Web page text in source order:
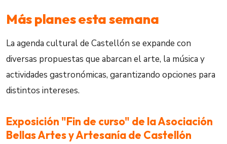
Más planes esta semana
La agenda cultural de Castellón se expande con
diversas propuestas que abarcan el arte, la música y
actividades gastronómicas, garantizando opciones para
distintos intereses.
Exposición "Fin de curso" de la Asociación
Bellas Artes y Artesanía de Castellón